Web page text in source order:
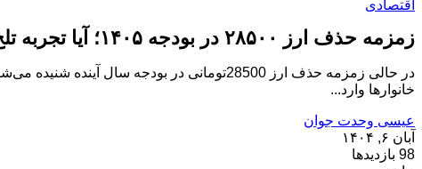
اقتصادی
زمزمه حذف ارز ۲۸۵۰۰ در بودجه ۱۴۰۵؛ آیا تجربه تلخ حذف ارز ۴۲۰۰تومانی تکرار می‌شود؟
خانوارها وارد...
عیسی وحدت جوان
آبان ۶, ۱۴۰۴
98 بازدیدها